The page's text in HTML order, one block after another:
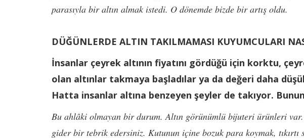
parasıyla bir altın almak istedi. O dönemde bizde bir artış oldu.
DÜĞÜNLERDE ALTIN TAKILMAMASI KUYUMCULARI
İnsanlar çeyrek altının fiyatını gördüğü için korktu,
olan altınlar takmaya başladılar ya da değeri daha
Hatta insanlar altına benzeyen şeyler de takıyor.
Bu ahlâki olmayan bir durum. Altın görünümlü bijuteri ürünleri
gider bir tebrik edersiniz. Kutunun içine bozuk para koymak, tıkırtı